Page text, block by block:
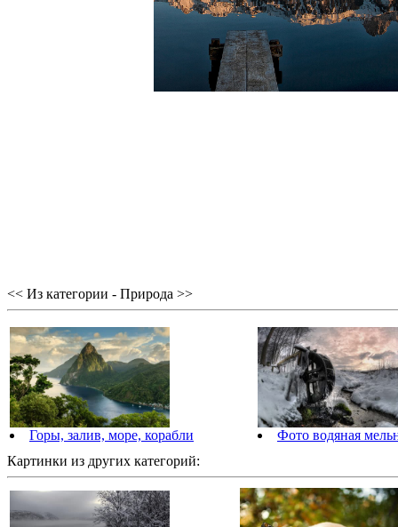
<< Из категории - Природа >>
Горы, залив, море, корабли
Фото водяная
Картинки из других категорий: